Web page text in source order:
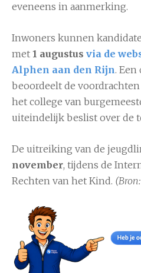
eveneens in aanmerking.
Inwoners kunnen
met 1 augustus via de
Alphen aan den Rijn.
beoordeelt de
het college van
uiteindelijk beslist over de
De uitreiking van de
november, tijdens de
Rechten van het Kind.